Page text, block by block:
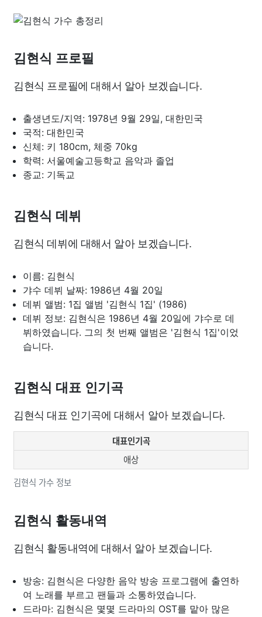
김현식 프로필
김현식 프로필에 대해서 알아 보겠습니다.
출생년도/지역: 1978년 9월 29일, 대한민국
국적: 대한민국
신체: 키 180cm, 체중 70kg
학력: 서울예술고등학교 음악과 졸업
종교: 기독교
김현식 데뷔
김현식 데뷔에 대해서 알아 보겠습니다.
이름: 김현식
갸수 데뷔 날짜: 1986년 4월 20일
데뷔 앨범: 1집 앨범 '김현식 1집' (1986)
데뷔 정보: 김현식은 1986년 4월 20일에 갸수로 데
뷔하였습니다. 그의 첫 번째 앨범은 '김현식 1집'이었
습니다.
김현식 대표 인기곡
김현식 대표 인기곡에 대해서 알아 보겠습니다.
김현식 가수 정보
대표인기곡
애상
김현식 활동내역
김현식 활동내역에 대해서 알아 보겠습니다.
방송: 김현식은 다양한 음악 방송 프로그램에 출연하
여 노래를 부르고 팬들과 소통하였습니다.
드라마: 김현식은 몇몇 드라마의 OST를 맡아 많은